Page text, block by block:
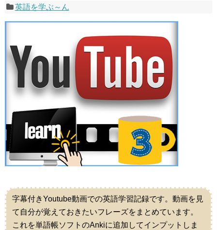
英語を学ぶ～ん
字幕付きYoutube動画での英語学習記録です。動画を見
て自分が覚えておきたいフレーズをまとめています。
これを単語帳ソフトのAnkiに追加してインプットしま